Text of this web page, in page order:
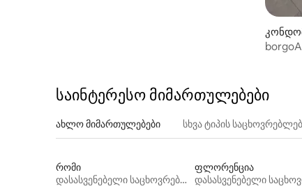
ან
საინტერესო მიმართულებები
ახლო მიმართულებები სხვა ტიპის
რომი
დასასვენებელი საცხოვრებლები
ფლორენცია